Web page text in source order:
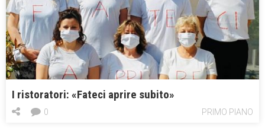
I ristoratori: «Fateci aprire subito»
PRIMO PIANO
0